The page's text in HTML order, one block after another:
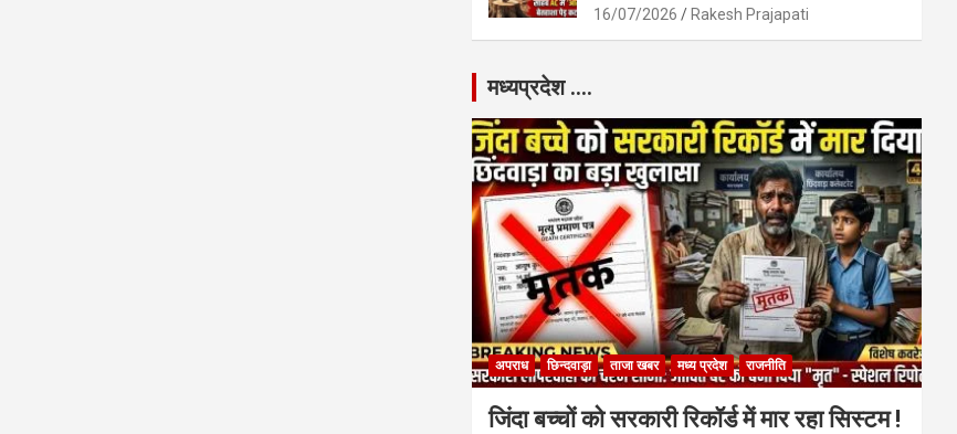
16/07/2026 Rakesh Prajapati
मध्यप्रदेश ….
अपराध छिन्दवाड़ा ताजा खबर मध्य प्रदेश राजनीति
जिंदा बच्चों को सरकारी रिकॉर्ड में मार रहा सिस्टम !